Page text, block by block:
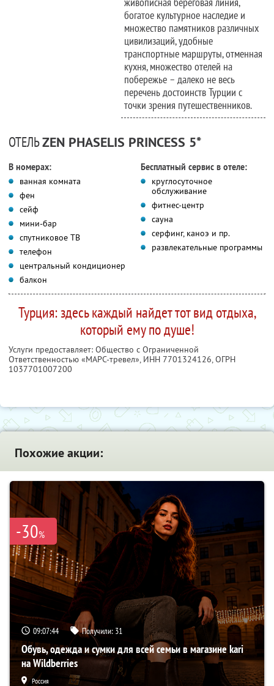
богатое культурное наследие и
множество памятников различных
цивилизаций, удобные
транспортные маршруты, отменная
кухня, множество отелей на
побережье – далеко не весь
перечень достоинств Турции с
точки зрения путешественников.
ОТЕЛЬZEN PHASELIS PRINCESS 5*
В номерах:
ванная комната
фен
сейф
мини-бар
спутниковое ТВ
телефон
центральный кондиционер
балкон
Бесплатный сервис в отеле:
круглосуточное
обслуживание
фитнес-центр
сауна
серфинг, каноэ и пр.
развлекательные программы
Турция: здесь каждый найдет тот вид отдыха,
который ему по душе!
Услуги предоставляет: Общество с Ограниченной
Ответственностью «МАРС-тревел», ИНН 7701324126, ОГРН
1037701007200
Похожие акции:
-30%
09:07:43 Получили: 31
Обувь, одежда и сумки для всей семьи в магазине kari
на Wildberries
Россия